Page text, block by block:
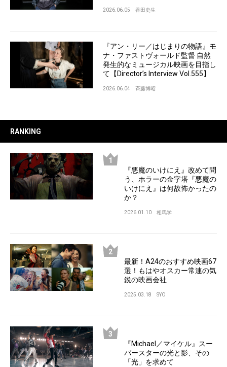
2026.06.05 香田史生
『アン・リー／はじまりの物語』モ
ナ・ファストヴォールド監督 自然
発生的なミュージカル映画を目指し
て【Director’s Interview Vol.555】
2026.06.04 斉藤博昭
RANKING
『悪魔のいけにえ』改めて問
う、ホラーの金字塔『悪魔の
いけにえ』は何故怖かったの
か？
2026.01.10 相馬学
最新！A24のおすすめ映画67
選！もはやオスカー常連の気
鋭の映画会社
2025.03.18 SYO
『Michael／マイケル』スー
パースターの光と影、その
「光」を求めて